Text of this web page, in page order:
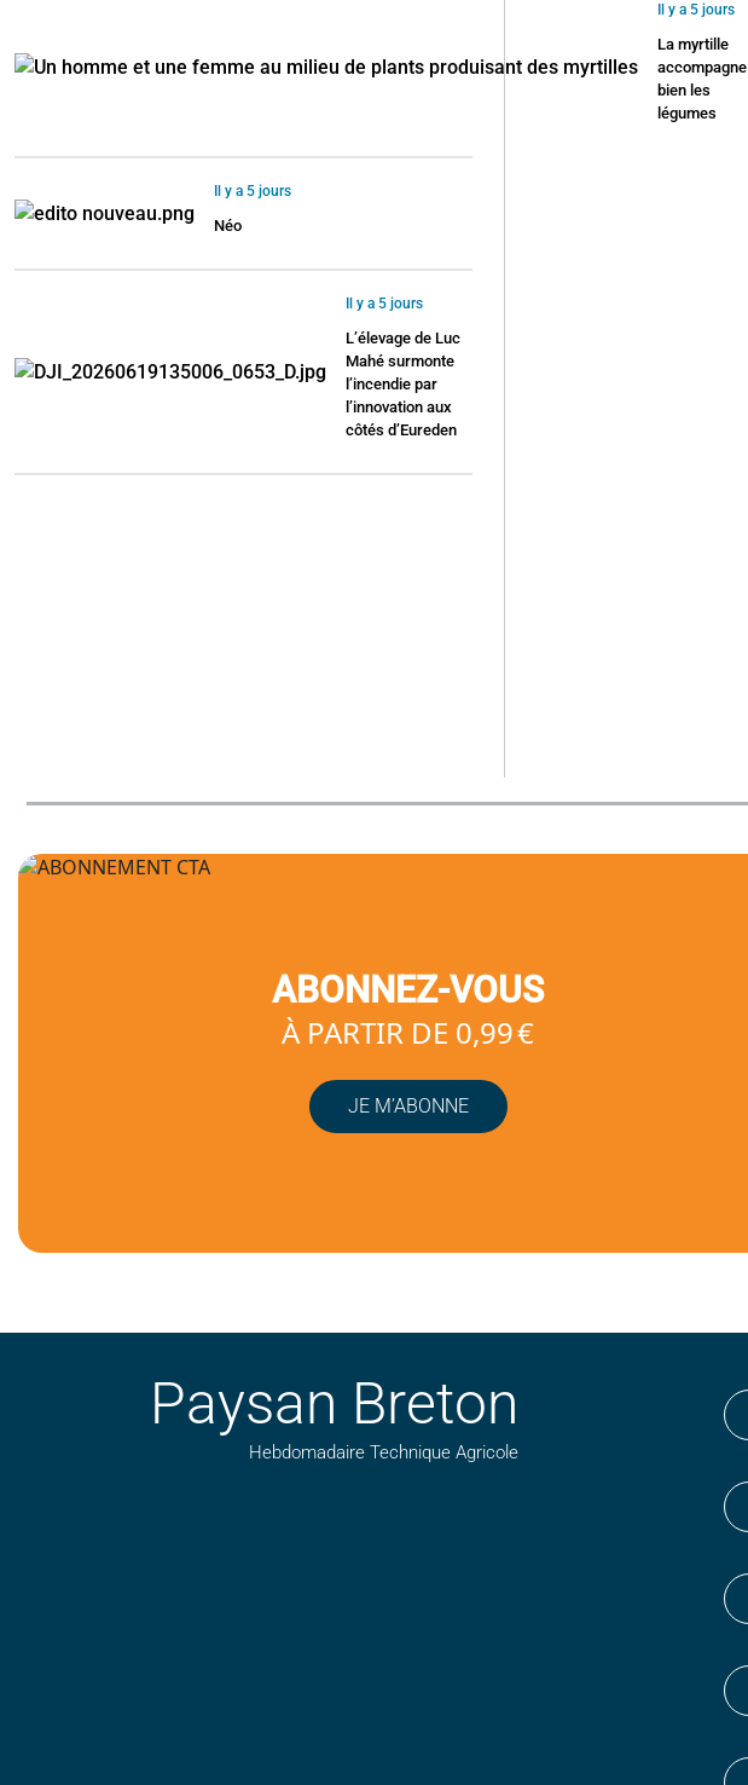
Il y a 5 jours
La myrtille
accompagne
bien les
légumes
Il y a 5 jours
Néo
Il y a 5 jours
L’élevage de Luc
Mahé surmonte
l’incendie par
l’innovation aux
côtés d’Eureden
ABONNEZ-VOUS
À PARTIR DE 0,99 €
JE M’ABONNE
Paysan Breton
Hebdomadaire Technique Agricole